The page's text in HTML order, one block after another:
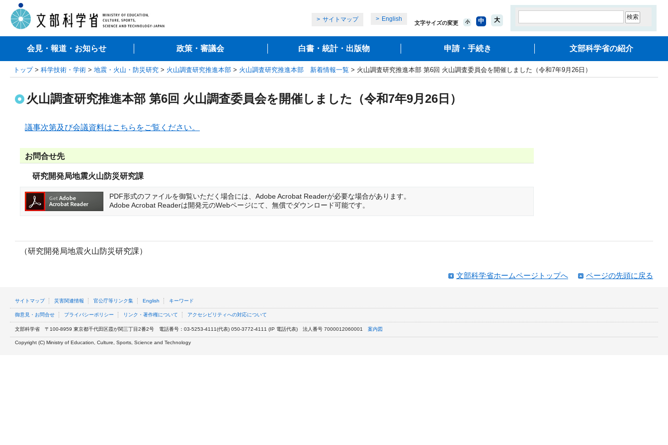
サイトマップ English
文字サイズの変更 小 中 大
会見・報道・お知らせ 政策・審議会 白書・統計・出版物 申請・手続き 文部科学省の紹介
トップ> 科学技術・学術 > 地震・火山・防災研究 > 火山調査研究推進本部 > 火山調査研究推進本部 新着情報一覧 > 火山調査研究推進本部 第6回 火山調査委員会を開催しました（令和7年9月26日）
火山調査研究推進本部 第6回 火山調査委員会を開催しました（令和7年9月26日）
議事次第及び会議資料はこちらをご覧ください。
お問合せ先
研究開発局地震火山防災研究課
PDF形式のファイルを御覧いただく場合には、Adobe Acrobat Readerが必要な場合があります。
Adobe Acrobat Readerは開発元のWebページにて、無償でダウンロード可能です。
（研究開発局地震火山防災研究課）
ページの先頭に戻る
文部科学省ホームページトップへ
サイトマップ 災害関連情報 官公庁等リンク集 English キーワード
御意見・お問合せ プライバシーポリシー リンク・著作権について アクセシビリティへの対応について
文部科学省 〒100-8959 東京都千代田区霞が関三丁目2番2号 電話番号：03-5253-4111(代表) 050-3772-4111 (IP 電話代表) 法人番号 7000012060001 案内図
Copyright (C) Ministry of Education, Culture, Sports, Science and Technology